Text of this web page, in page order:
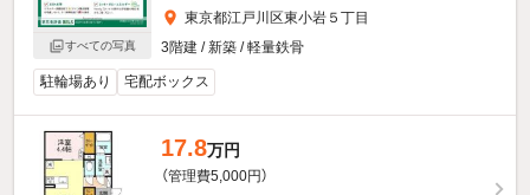
すべての写真
東京都江戸川区東小岩５丁目
3階建 / 新築 / 軽量鉄骨
駐輪場あり 宅配ボックス
17.8万円
（管理費5,000円）